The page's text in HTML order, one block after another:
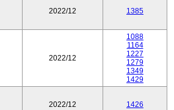
2022/12 1385
2022/12
1088
1164
1227
1279
1349
1429
2022/12 1426